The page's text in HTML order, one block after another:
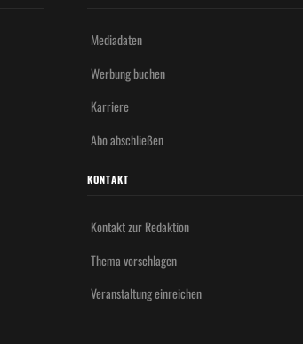
Mediadaten
Werbung buchen
Karriere
Abo abschließen
KONTAKT
Kontakt zur Redaktion
Thema vorschlagen
Veranstaltung einreichen